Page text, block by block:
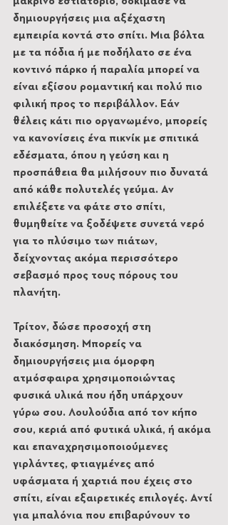
δημιουργήσεις μια αξέχαστη
εμπειρία κοντά στο σπίτι. Μια βόλτα
με τα πόδια ή με ποδήλατο σε ένα
κοντινό πάρκο ή παραλία μπορεί να
είναι εξίσου ρομαντική και πολύ πιο
φιλική προς το περιβάλλον. Εάν
θέλεις κάτι πιο οργανωμένο, μπορείς
να κανονίσεις ένα πικνίκ με σπιτικά
εδέσματα, όπου η γεύση και η
προσπάθεια θα μιλήσουν πιο δυνατά
από κάθε πολυτελές γεύμα. Αν
επιλέξετε να φάτε στο σπίτι,
θυμηθείτε να ξοδέψετε συνετά νερό
για το πλύσιμο των πιάτων,
δείχνοντας ακόμα περισσότερο
σεβασμό προς τους πόρους του
πλανήτη.
Τρίτον, δώσε προσοχή στη
διακόσμηση. Μπορείς να
δημιουργήσεις μια όμορφη
ατμόσφαιρα χρησιμοποιώντας
φυσικά υλικά που ήδη υπάρχουν
γύρω σου. Λουλούδια από τον κήπο
σου, κεριά από φυτικά υλικά, ή ακόμα
και επαναχρησιμοποιούμενες
γιρλάντες, φτιαγμένες από
υφάσματα ή χαρτιά που έχεις στο
σπίτι, είναι εξαιρετικές επιλογές. Αντί
για μπαλόνια που επιβαρύνουν το